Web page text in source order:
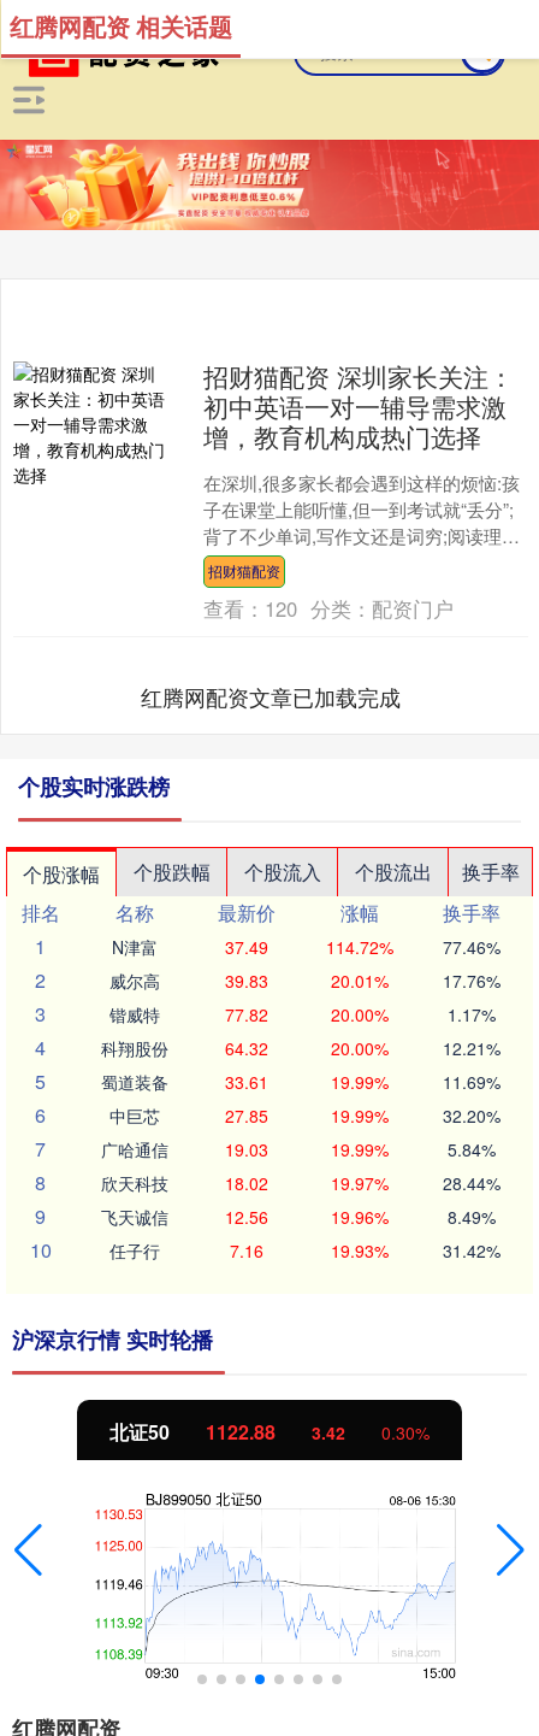
红腾网配资 相关话题
招财猫配资 深圳家长关注：
初中英语一对一辅导需求激
增，教育机构成热门选择
在深圳,很多家长都会遇到这样的烦恼:孩
子在课堂上能听懂,但一到考试就“丢分”;
背了不少单词,写作文还是词穷;阅读理解
总是看懂了大意,却拿不到高分。面对激
烈的中考....
招财猫配资
查看： 120 分类： 配资门户
红腾网配资文章已加载完成
个股实时涨跌榜
个股涨幅 个股跌幅 个股流入 个股流出
换手率
排名
名称 最新价 涨幅
换手率
1
N津富 37.49 114.72% 77.46%
2 威尔高 39.83 20.01% 17.76%
3 锴威特 77.82 20.00% 1.17%
4 科翔股份 64.32 20.00% 12.21%
5 蜀道装备 33.61 19.99% 11.69%
6 中巨芯 27.85 19.99% 32.20%
7 广哈通信 19.03 19.99% 5.84%
8 欣天科技 18.02 19.97% 28.44%
9 飞天诚信 12.56 19.96% 8.49%
10 任子行 7.16 19.93% 31.42%
沪深京行情 实时轮播
北证50 1122.88 3.42 0.30%
红腾网配资